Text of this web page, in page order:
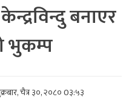
बनाएर
भुकम्प
चैत्र ३०, २०८०0३:५३